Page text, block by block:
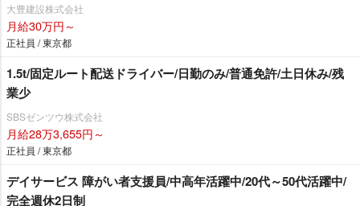
大豊建設株式会社
月給30万円～
正社員 / 東京都
1.5t/固定ルート配送ドライバー/日勤のみ/普通免許/土日休み/残
業少
SBSゼンツウ株式会社
月給28万3,655円～
正社員 / 東京都
デイサービス 障がい者支援員/中高年活躍中/20代～50代活躍中/
完全週休2日制